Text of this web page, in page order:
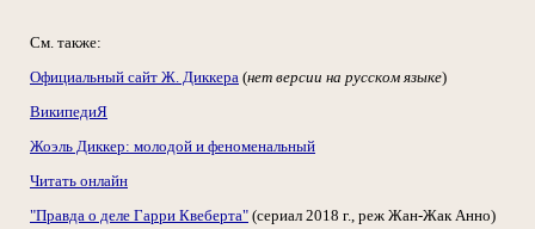
См. также:
Официальный сайт Ж. Диккера (нет версии на русском языке)
ВикипедиЯ
Жоэль Диккер: молодой и феноменальный
Читать онлайн
"Правда о деле Гарри Квеберта" (сериал 2018 г., реж Жан-Жак Анно)